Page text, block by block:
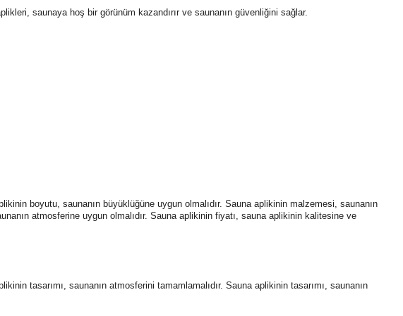
saunaya hoş bir görünüm kazandırır ve saunanın güvenliğini sağlar.
boyutu, saunanın büyüklüğüne uygun olmalıdır. Sauna aplikinin malzemesi, saunanın
atmosferine uygun olmalıdır. Sauna aplikinin fiyatı, sauna aplikinin kalitesine ve
tasarımı, saunanın atmosferini tamamlamalıdır. Sauna aplikinin tasarımı, saunanın